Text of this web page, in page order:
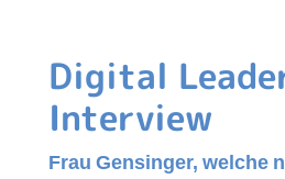
Digital
Interview
Frau Gensinger, welche